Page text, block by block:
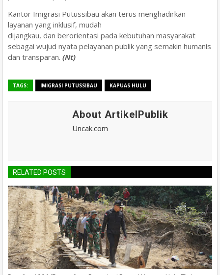
Kantor Imigrasi Putussibau akan terus menghadirkan
layanan yang inklusif, mudah
dijangkau, dan berorientasi pada kebutuhan masyarakat
sebagai wujud nyata pelayanan publik yang semakin humanis
dan transparan. (Nt)
TAGS: IMIGRASI PUTUSSIBAU KAPUAS HULU
About ArtikelPublik
Uncak.com
RELATED POSTS